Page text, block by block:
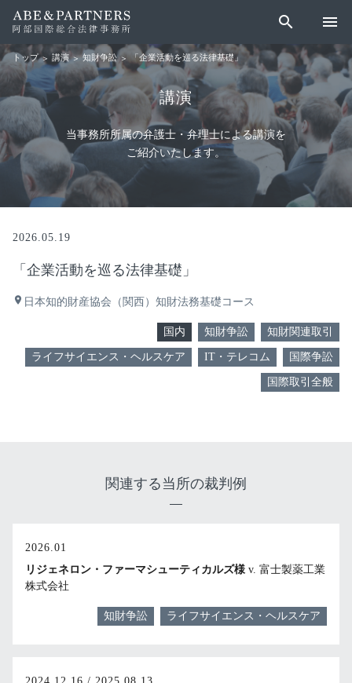
search menu
トップ 講演 知財争訟 「企業活動を巡る法律基礎」
講演
当事務所所属の弁護士・弁理士による講演を
ご紹介いたします。
2026.05.19
「企業活動を巡る法律基礎」
place 日本知的財産協会（関西）知財法務基礎コース
国内 知財争訟 知財関連取引
ライフサイエンス・ヘルスケア IT・テレコム 国際争訟
国際取引全般
関連する当所の裁判例
2026.01
リジェネロン・ファーマシューティカルズ様 v. 富士製薬工業
株式会社
知財争訟 ライフサイエンス・ヘルスケア